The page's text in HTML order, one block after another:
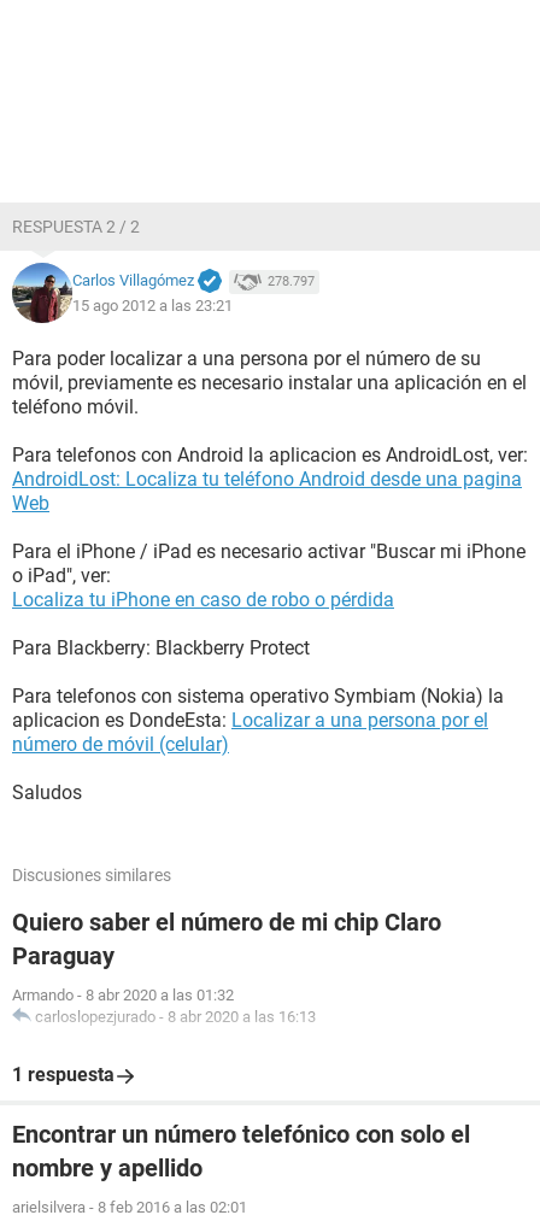
RESPUESTA 2 / 2
Carlos Villagómez 278.797
15 ago 2012 a las 23:21
Para poder localizar a una persona por el número de su
móvil, previamente es necesario instalar una aplicación en el
teléfono móvil.
Para telefonos con Android la aplicacion es AndroidLost, ver:
AndroidLost: Localiza tu teléfono Android desde una pagina
Web
Para el iPhone / iPad es necesario activar "Buscar mi iPhone
o iPad", ver:
Localiza tu iPhone en caso de robo o pérdida
Para Blackberry: Blackberry Protect
Para telefonos con sistema operativo Symbiam (Nokia) la
aplicacion es DondeEsta: Localizar a una persona por el
número de móvil (celular)
Saludos
Discusiones similares
Quiero saber el número de mi chip Claro
Paraguay
Armando - 8 abr 2020 a las 01:32
carloslopezjurado - 8 abr 2020 a las 16:13
1 respuesta
Encontrar un número telefónico con solo el
nombre y apellido
arielsilvera - 8 feb 2016 a las 02:01